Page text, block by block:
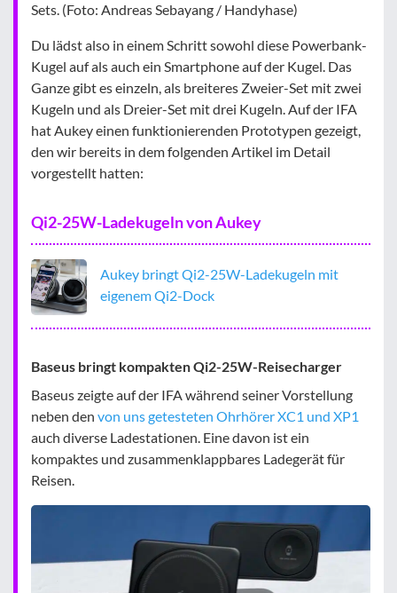
Sets. (Foto: Andreas Sebayang / Handyhase)
Du lädst also in einem Schritt sowohl diese Powerbank-
Kugel auf als auch ein Smartphone auf der Kugel. Das
Ganze gibt es einzeln, als breiteres Zweier-Set mit zwei
Kugeln und als Dreier-Set mit drei Kugeln. Auf der IFA
hat Aukey einen funktionierenden Prototypen gezeigt,
den wir bereits in dem folgenden Artikel im Detail
vorgestellt hatten:
Qi2-25W-Ladekugeln von Aukey
Aukey bringt Qi2-25W-Ladekugeln mit
eigenem Qi2-Dock
Baseus bringt kompakten Qi2-25W-Reisecharger
Baseus zeigte auf der IFA während seiner Vorstellung
neben den von uns getesteten Ohrhörer XC1 und XP1
auch diverse Ladestationen. Eine davon ist ein
kompaktes und zusammenklappbares Ladegerät für
Reisen.